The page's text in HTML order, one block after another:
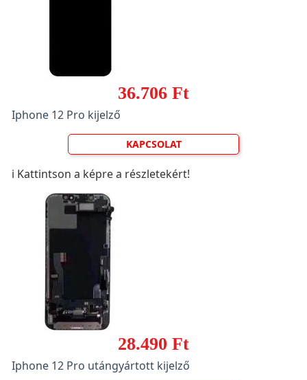
36.706 Ft
Iphone 12 Pro kijelző
KAPCSOLAT
ℹ️ Kattintson a képre a részletekért!
28.490 Ft
Iphone 12 Pro utángyártott kijelző